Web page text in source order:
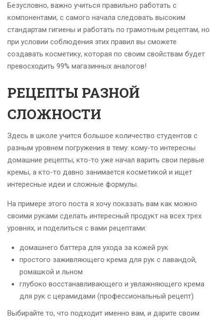
Безусловно, важно учиться правильно работать с
компонентами, с самого начала следовать высоким
стандартам гигиены и работать по грамотным рецептам, но
при условии соблюдения этих правил вы сможете
создавать косметику, которая по своим свойствам будет
превосходить 99% магазинных аналогов!
РЕЦЕПТЫ РАЗНОЙ
СЛОЖНОСТИ
Здесь в школе учится большое количество студентов с
разным уровнем погружения в тему: кому-то интересны
домашние рецепты, кто-то уже начал варить свои первые
кремы, а кто-то давно занимается косметикой и ищет
интересные идеи и сложные формулы.
На примере этого поста я хочу показать вам как можно
своими руками сделать интересный продукт на всех трех
уровнях, и поделиться с вами рецептами:
домашнего баттера для ухода за кожей рук
простого заживляющего крема для рук с лавандой,
ромашкой и льном
глубоко восстанавливающего и увлажняющего крема
для рук с церамидами (профессиональный рецепт)
Выбирайте то, что подходит именно вам, и дарите своим